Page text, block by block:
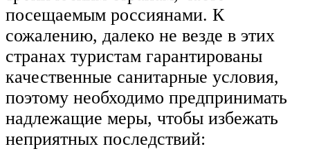
посещаемым россиянами. К
сожалению, далеко не везде в этих
странах туристам гарантированы
качественные санитарные условия,
поэтому необходимо предпринимать
надлежащие меры, чтобы избежать
неприятных последствий: